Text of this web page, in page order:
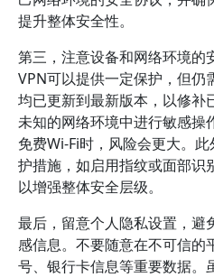
提升整体安全性。
第三，注意设备和网络环境的
VPN可以提供一定保护，但仍
均已更新到最新版本，以修补
未知的网络环境中进行敏感操
免费Wi-Fi时，风险会更大。
护措施，如启用指纹或面部识
以增强整体安全层级。
最后，留意个人隐私设置，避
感信息。不要随意在不可信的
号、银行卡信息等重要数据。